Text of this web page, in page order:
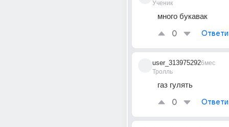
Ученик
много букавак
0
user_313975292
Тролль
6мес
газ гулять
0